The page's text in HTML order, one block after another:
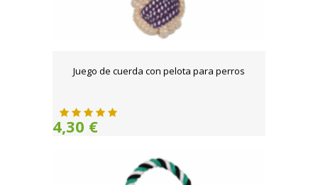
Juego de cuerda con pelota para perros
4,30 €